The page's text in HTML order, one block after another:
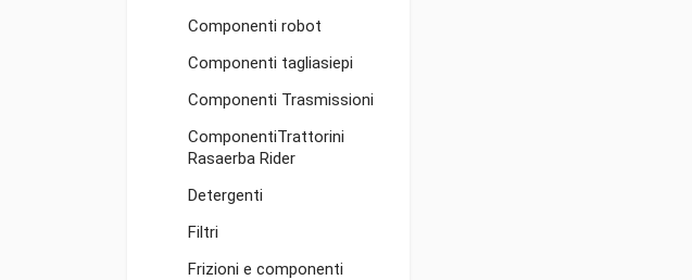
Componenti robot
Componenti tagliasiepi
Componenti Trasmissioni
ComponentiTrattorini
Rasaerba Rider
Detergenti
Filtri
Frizioni e componenti